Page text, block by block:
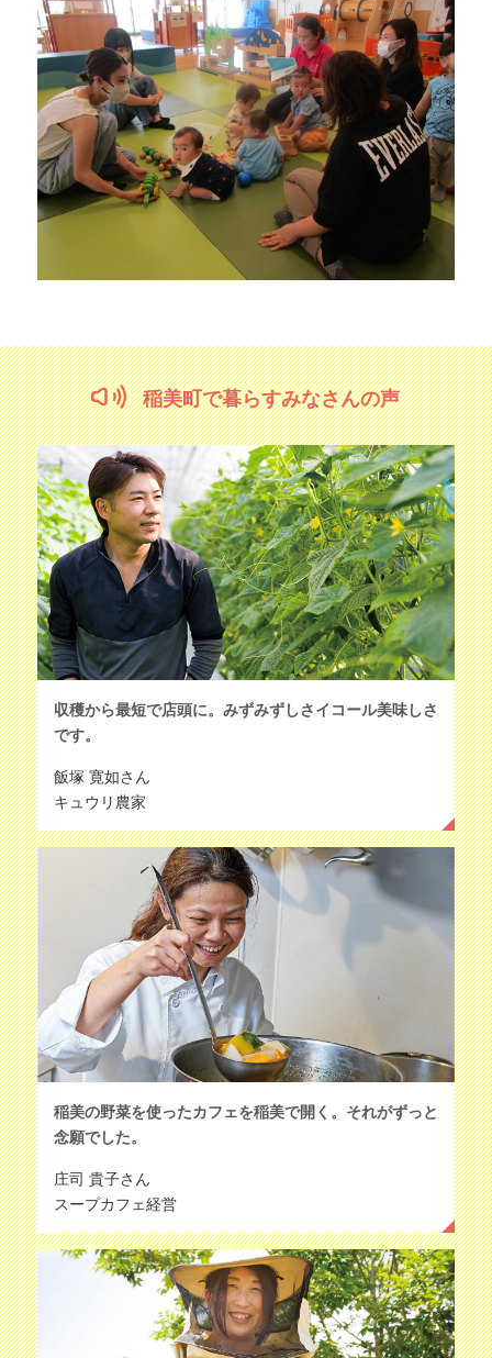
稲美町で暮らすみなさんの声
収穫から最短で店頭に。みずみずしさイコール美味しさ
です。
飯塚 寛如さん
キュウリ農家
稲美の野菜を使ったカフェを稲美で開く。それがずっと
念願でした。
庄司 貴子さん
スープカフェ経営